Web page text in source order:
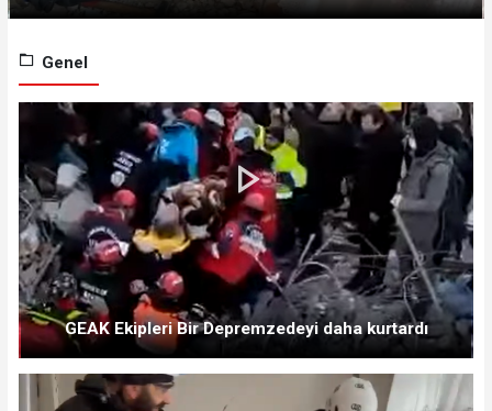
Genel
GEAK Ekipleri Bir Depremzedeyi daha kurtardı